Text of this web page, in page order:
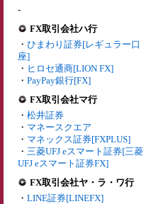
-
FX取引会社ハ行
・ ひまわり証券[レギュラー口
座]
・ ヒロセ通商[LION FX]
・ PayPay銀行[FX]
FX取引会社マ行
・ 松井証券
・ マネースクエア
・ マネックス証券[FXPLUS]
・ 三菱UFJ eスマート証券[三菱
UFJ eスマート証券FX]
FX取引会社ヤ・ラ・ワ行
・ LINE証券[LINEFX]